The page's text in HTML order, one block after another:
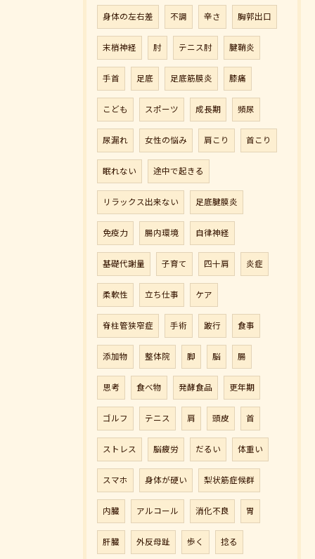
身体の左右差 不調 辛さ 胸郭出口
末梢神経 肘 テニス肘 腱鞘炎
手首 足底 足底筋膜炎 膝痛
こども スポーツ 成長期 頻尿
尿漏れ 女性の悩み 肩こり 首こり
眠れない 途中で起きる
リラックス出来ない 足底腱膜炎
免疫力 腸内環境 自律神経
基礎代謝量 子育て 四十肩 炎症
柔軟性 立ち仕事 ケア
脊柱管狭窄症 手術 跛行 食事
添加物 整体院 脚 脳 腸
思考 食べ物 発酵食品 更年期
ゴルフ テニス 肩 頭皮 首
ストレス 脳疲労 だるい 体重い
スマホ 身体が硬い 梨状筋症候群
内臓 アルコール 消化不良 胃
肝臓 外反母趾 歩く 捻る